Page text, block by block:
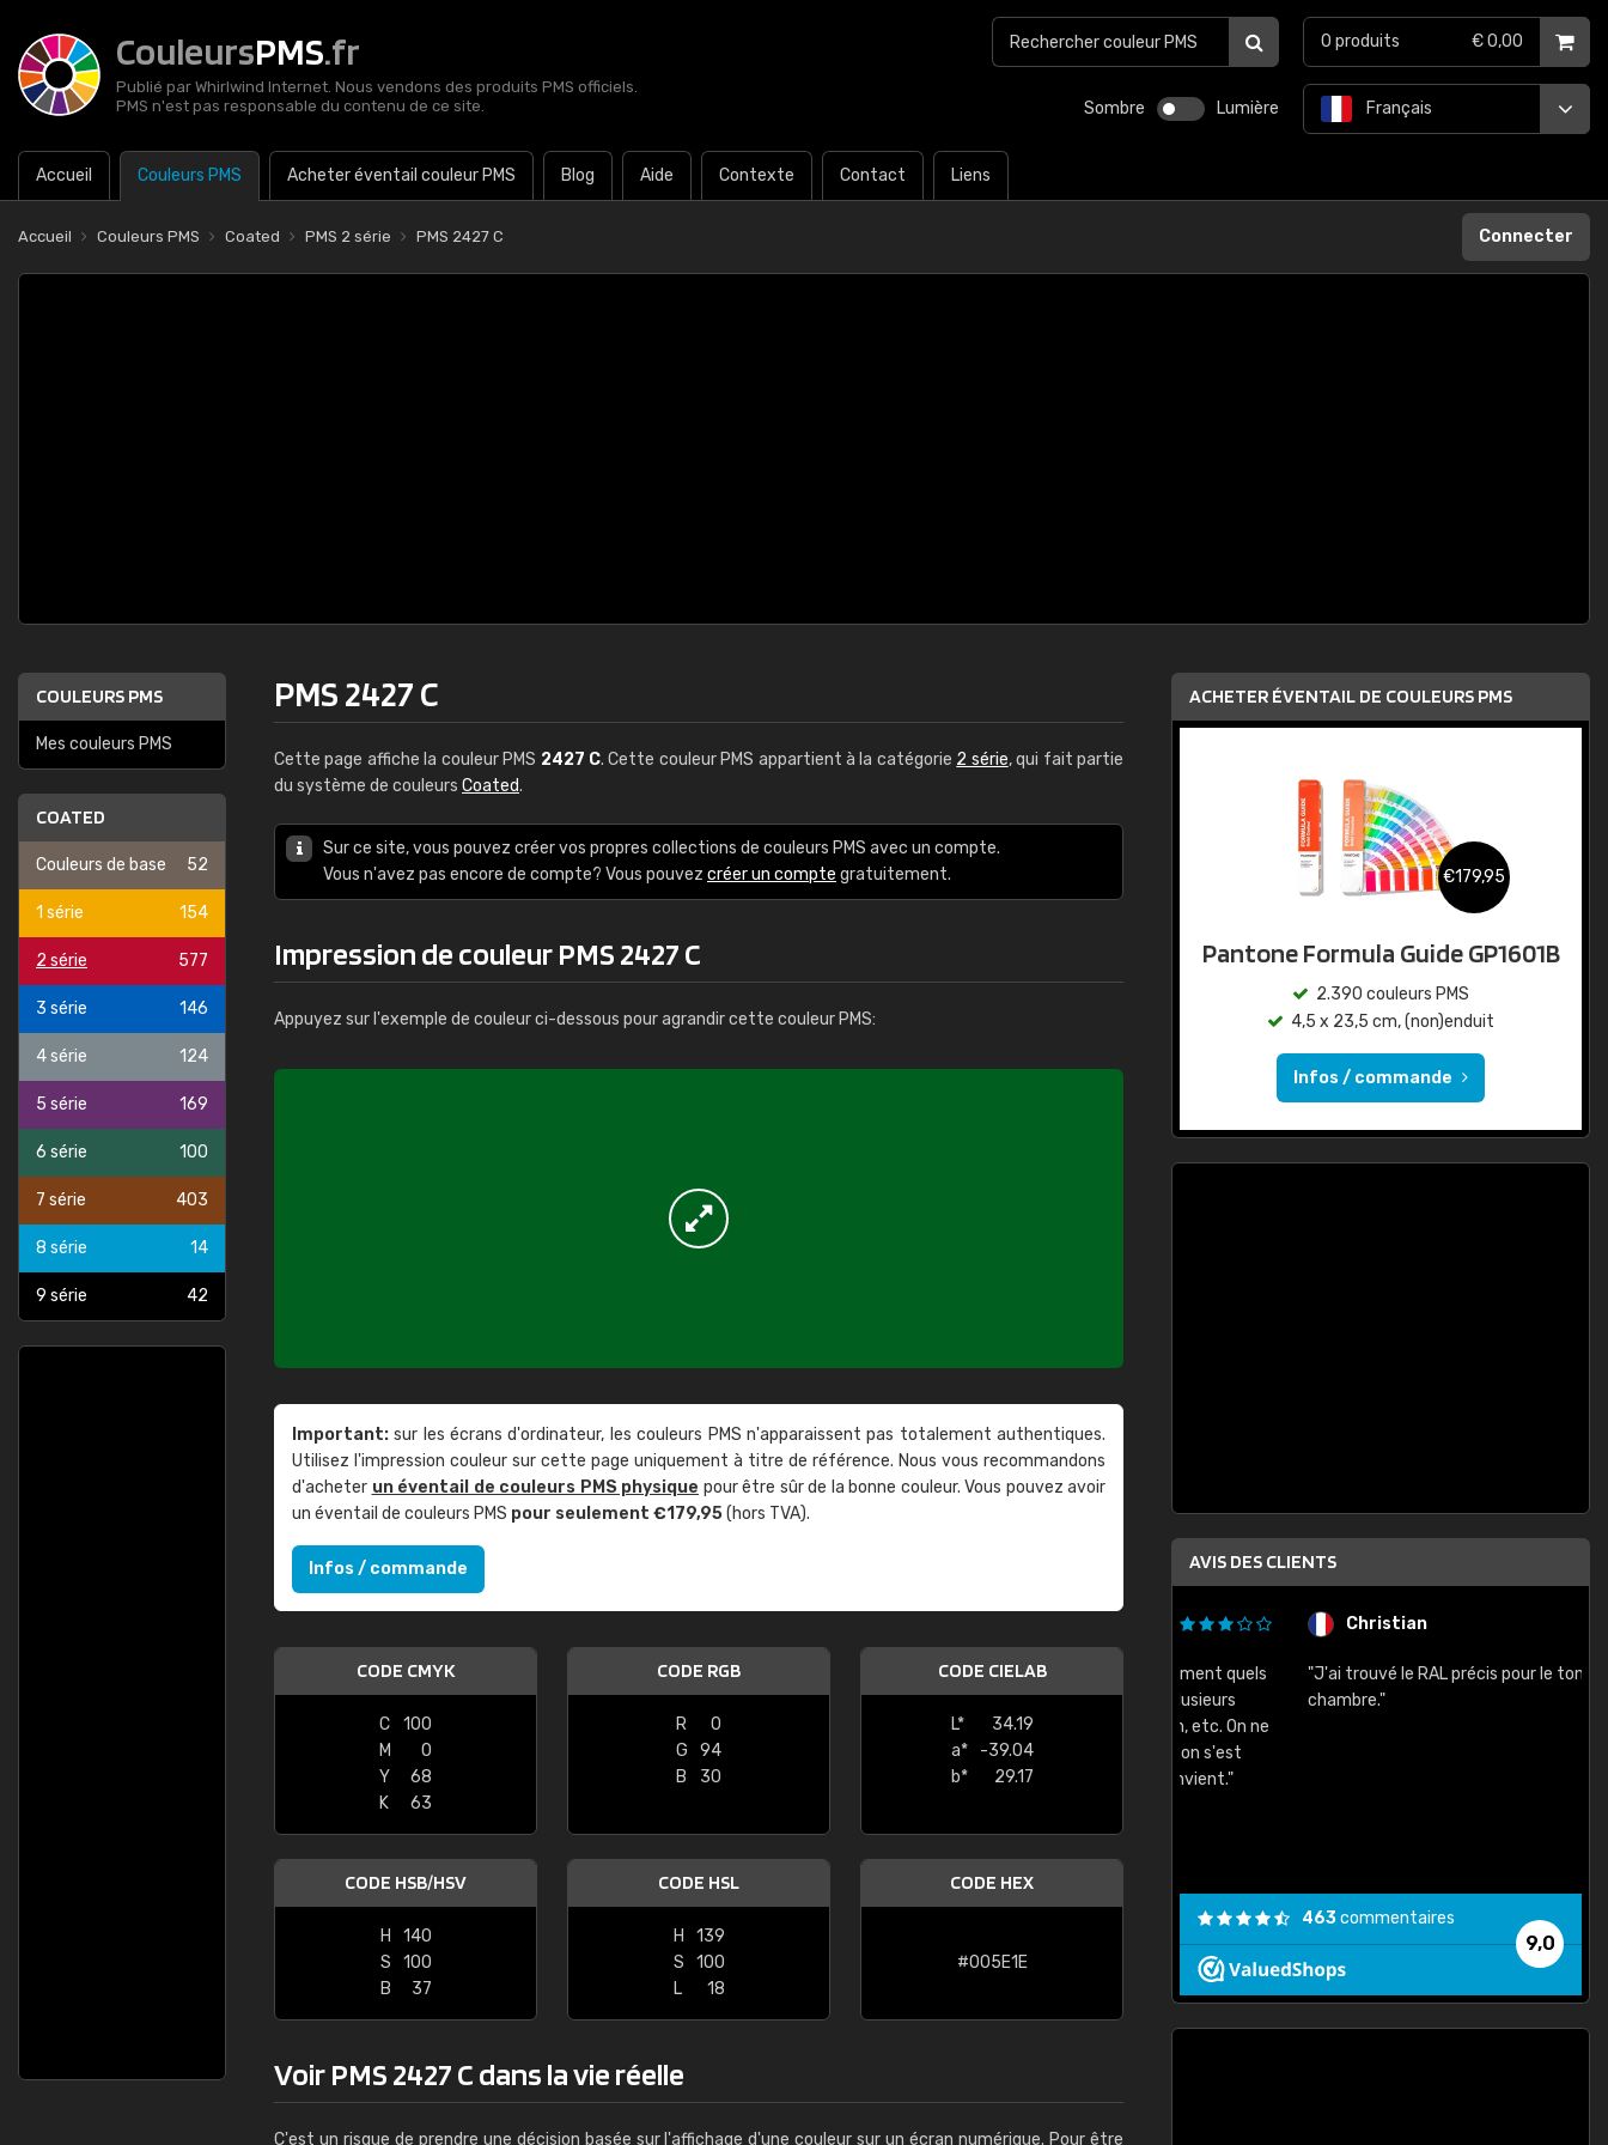
CouleursPMS.fr
Publié par Whirlwind Internet. Nous vendons des produits PMS officiels.
PMS n'est pas responsable du contenu de ce site.
Sombre Lumière
Accueil Couleurs PMS Acheter éventail couleur PMS Blog Aide Contexte Contact Liens
Français
0 produits € 0,00
Accueil Couleurs PMS Coated PMS 2 série PMS 2427 C Connecter
COULEURS PMS
Mes couleurs PMS
COATED
Couleurs de base 52
1 série 154
2 série 577
3 série 146
4 série 124
5 série 169
6 série 100
7 série 403
8 série 14
9 série 42
PMS 2427 C
Cette page affiche la couleur PMS 2427 C. Cette couleur PMS appartient à la catégorie 2 série, qui fait partie
du système de couleurs Coated.
Sur ce site, vous pouvez créer vos propres collections de couleurs PMS avec un compte.
Vous n'avez pas encore de compte? Vous pouvez créer un compte gratuitement.
Impression de couleur PMS 2427 C
Appuyez sur l'exemple de couleur ci-dessous pour agrandir cette couleur PMS:
Important: sur les écrans d'ordinateur, les couleurs PMS n'apparaissent pas totalement authentiques.
Utilisez l'impression couleur sur cette page uniquement à titre de référence. Nous vous recommandons
d'acheter un éventail de couleurs PMS physique pour être sûr de la bonne couleur. Vous pouvez avoir
un éventail de couleurs PMS pour seulement €179,95(hors TVA).
Infos / commande
CODE CMYK
C
100
M
0
Y
68
K
63
CODE RGB
R
0
G
94
B
30
CODE CIELAB
L*
34.19
a*
-39.04
b*
29.17
CODE HSB/HSV
H
140
S
100
B
37
CODE HSL
H
139
S
100
L
18
CODE HEX
#005E1E
Voir PMS 2427 C dans la vie réelle
C'est un risque de prendre une décision basée sur l'affichage d'une couleur sur un écran numérique. Pour être
ACHETER ÉVENTAIL DE COULEURS PMS
€179,95
Pantone Formula Guide GP1601B
2.390 couleurs PMS
4,5 x 23,5 cm, (non)enduit
Infos / commande
AVIS DES CLIENTS
"Le site ne permet pas de voir clairement quels
sont les produits disponibles. Il y a plusieurs
palettes de couleurs: Classic, Design, etc. On ne
comprend pas qui est quoi. La livraison s'est
bien passé et le produit reçu me convient."
Christian
"J'ai trouvé le RAL précis pour le ton de ma
chambre."
9,0
463commentaires